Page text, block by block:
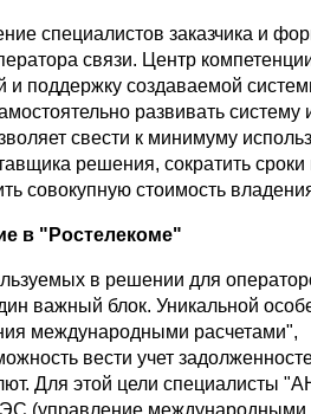
специалистов заказчика и
связи. Центр
и поддержку создаваемой
развивать систему
свести к минимуму
решения, сократить
совокупную стоимость
в "Ростелекоме"
в решении для
важный блок. Уникальной
международными расчетами",
вести учет
Для этой цели специалисты
(управление международными